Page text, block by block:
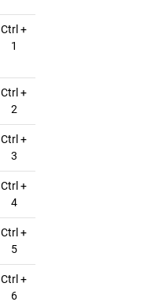
Ctrl +
1
Ctrl +
2
Ctrl +
3
Ctrl +
4
Ctrl +
5
Ctrl +
6